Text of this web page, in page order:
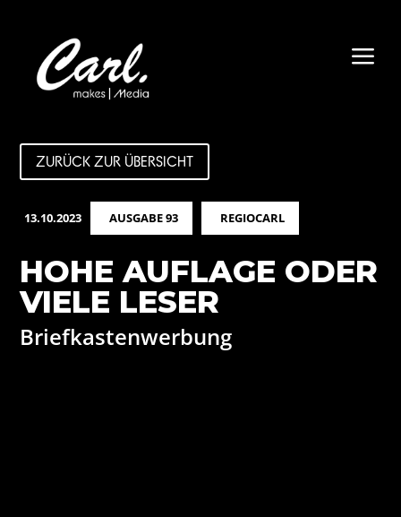
a
ZURÜCK ZUR ÜBERSICHT
13.10.2023 AUSGABE 93 REGIOCARL
HOHE AUFLAGE ODER
VIELE LESER
Briefkastenwerbung